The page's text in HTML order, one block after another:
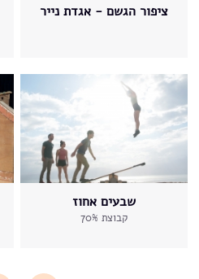
ציפור הגשם - אגדת נייר
שבעים אחוז
קבוצת 70%